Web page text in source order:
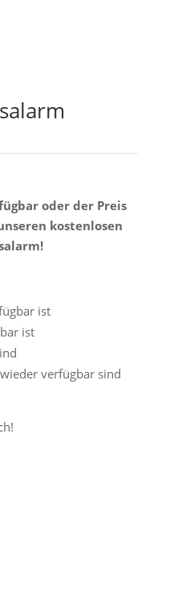
oder der Preis
kostenlosen
ist
ist
verfügbar sind